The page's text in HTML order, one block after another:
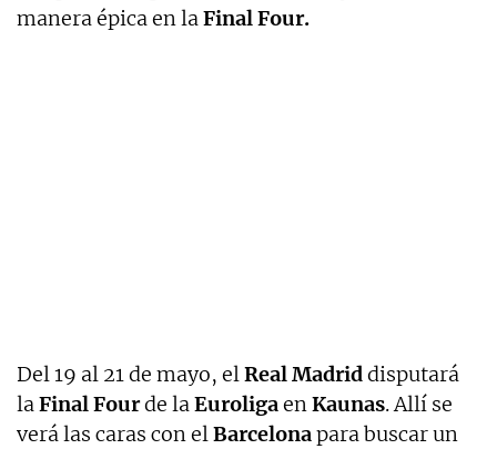
manera épica en laFinal Four.
Del 19 al 21 de mayo, elReal Madriddisputará
laFinal Fourde laEuroligaenKaunas. Allí se
verá las caras con elBarcelonapara buscar un